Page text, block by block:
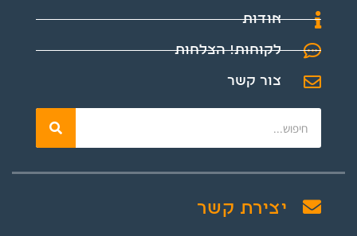
אודות
לקוחות! הצלחות
צור קשר
יצירת קשר